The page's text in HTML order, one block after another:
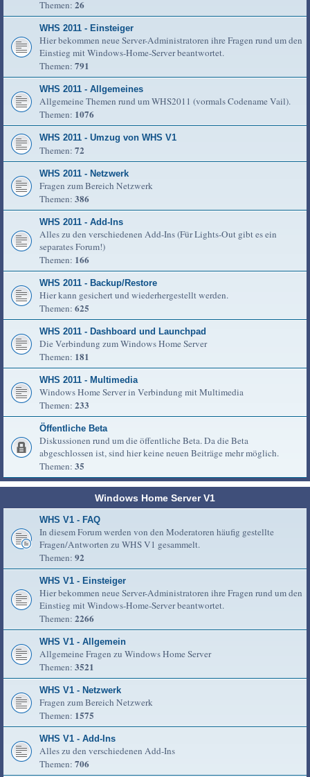
Themen: 26
WHS 2011 - Einsteiger
Hier bekommen neue Server-Administratoren ihre Fragen rund um den
Einstieg mit Windows-Home-Server beantwortet.
Themen: 791
WHS 2011 - Allgemeines
Allgemeine Themen rund um WHS2011 (vormals Codename Vail).
Themen: 1076
WHS 2011 - Umzug von WHS V1
Themen: 72
WHS 2011 - Netzwerk
Fragen zum Bereich Netzwerk
Themen: 386
WHS 2011 - Add-Ins
Alles zu den verschiedenen Add-Ins (Für Lights-Out gibt es ein
separates Forum!)
Themen: 166
WHS 2011 - Backup/Restore
Hier kann gesichert und wiederhergestellt werden.
Themen: 625
WHS 2011 - Dashboard und Launchpad
Die Verbindung zum Windows Home Server
Themen: 181
WHS 2011 - Multimedia
Windows Home Server in Verbindung mit Multimedia
Themen: 233
Öffentliche Beta
Diskussionen rund um die öffentliche Beta. Da die Beta
abgeschlossen ist, sind hier keine neuen Beiträge mehr möglich.
Themen: 35
Windows Home Server V1
WHS V1 - FAQ
In diesem Forum werden von den Moderatoren häufig gestellte
Fragen/Antworten zu WHS V1 gesammelt.
Themen: 92
WHS V1 - Einsteiger
Hier bekommen neue Server-Administratoren ihre Fragen rund um den
Einstieg mit Windows-Home-Server beantwortet.
Themen: 2266
WHS V1 - Allgemein
Allgemeine Fragen zu Windows Home Server
Themen: 3521
WHS V1 - Netzwerk
Fragen zum Bereich Netzwerk
Themen: 1575
WHS V1 - Add-Ins
Alles zu den verschiedenen Add-Ins
Themen: 706